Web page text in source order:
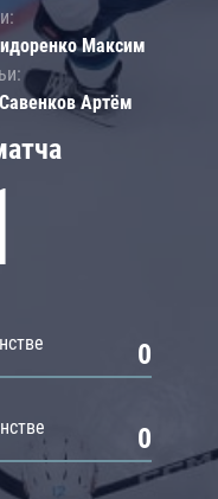
0
0
Максим
Артём